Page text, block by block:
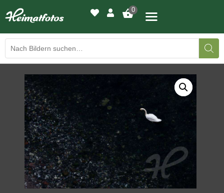
0
BILDERGALERIE
DRUCKQUALITÄTEN
LED-LEUCHTBILDER
WIR DRUCKEN IHR BILD
AUSSTELLUNGEN